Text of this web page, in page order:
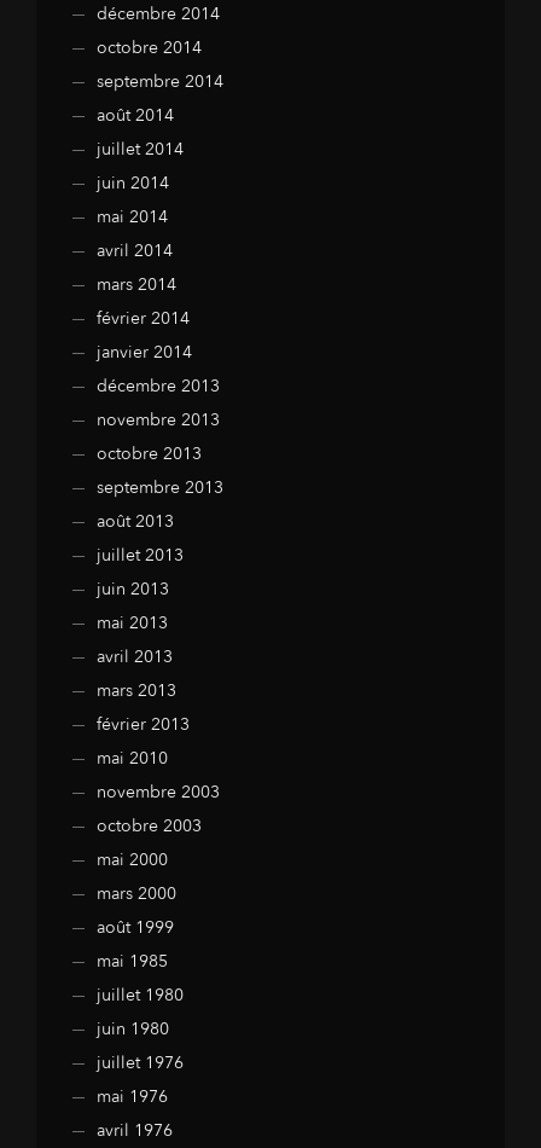
décembre 2014
octobre 2014
septembre 2014
août 2014
juillet 2014
juin 2014
mai 2014
avril 2014
mars 2014
février 2014
janvier 2014
décembre 2013
novembre 2013
octobre 2013
septembre 2013
août 2013
juillet 2013
juin 2013
mai 2013
avril 2013
mars 2013
février 2013
mai 2010
novembre 2003
octobre 2003
mai 2000
mars 2000
août 1999
mai 1985
juillet 1980
juin 1980
juillet 1976
mai 1976
avril 1976